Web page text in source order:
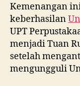
Kemenangan
keberhasilan
UPT
menjadi Tuan
setelah
mengungguli